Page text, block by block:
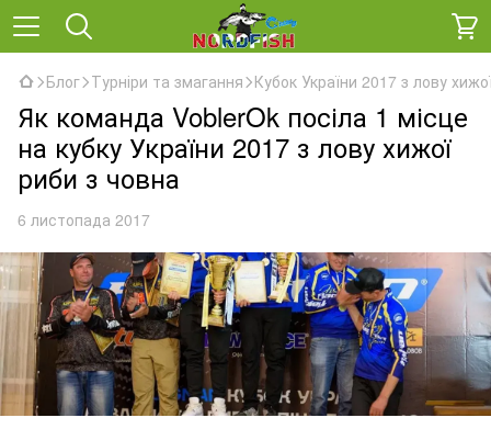
Блог Турніри та змагання Кубок України 2017 з лову
Як команда VoblerOk посіла 1 місце
на кубку України 2017 з лову хижої
риби з човна
6 листопада 2017